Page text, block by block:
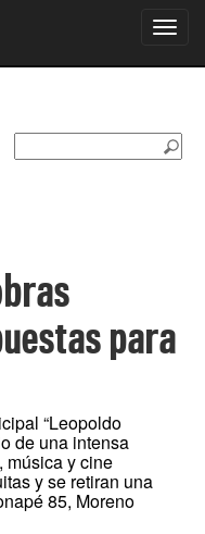
para
“Leopoldo
de una intensa
música y cine
y se retiran una
85, Moreno